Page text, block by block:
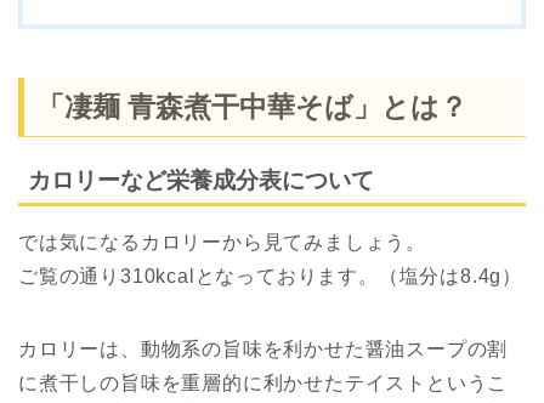
「凄麺 青森煮干中華そば」とは？
カロリーなど栄養成分表について
では気になるカロリーから見てみましょう。
ご覧の通り310kcalとなっております。（塩分は8.4g）
カロリーは、動物系の旨味を利かせた醤油スープの割
に煮干しの旨味を重層的に利かせたテイストというこ